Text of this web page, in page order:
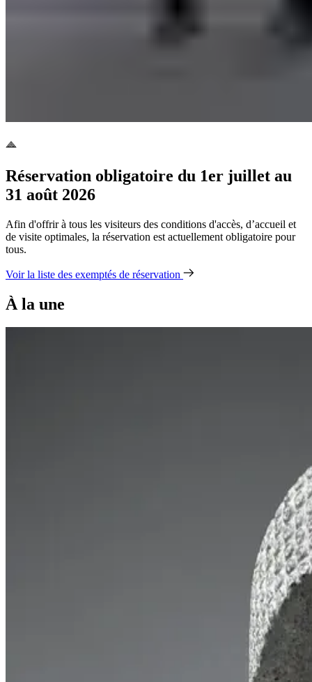
Réservation obligatoire du 1er juillet au
31 août 2026
Afin d'offrir à tous les visiteurs des conditions d'accès, d’accueil et
de visite optimales, la réservation est actuellement obligatoire pour
tous.
Voir la liste des exemptés de réservation
À la une